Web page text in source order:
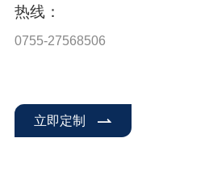
热线：
0755-27568506
立即定制